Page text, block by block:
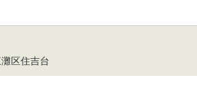
区住吉台